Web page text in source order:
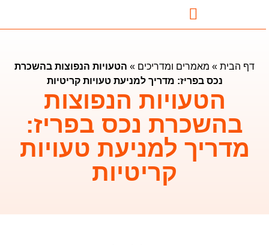
דף הבית»מאמרים ומדריכים»הטעויות הנפוצות בהשכרת
נכס בפריז: מדריך למניעת טעויות קריטיות
הטעויות הנפוצות
בהשכרת נכס בפריז:
מדריך למניעת טעויות
קריטיות